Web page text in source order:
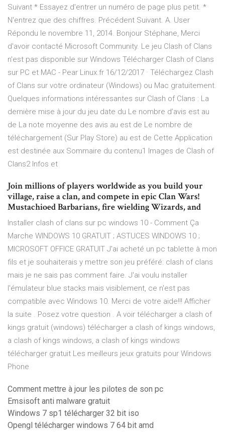
Suivant * Essayez d'entrer un numéro de page plus petit. *
N'entrez que des chiffres. Précédent Suivant. A. User
Répondu le novembre 11, 2014. Bonjour Stéphane, Merci
d'avoir contacté Microsoft Community. Le jeu Clash of Clans
n'est pas disponible sur Windows Télécharger Clash of Clans
sur PC et MAC - Pear Linux.fr 16/12/2017 · Téléchargez Clash
of Clans sur votre ordinateur (Windows) ou Mac gratuitement.
Quelques informations intéressantes sur Clash of Clans : La
dernière mise à jour du jeu date du Le nombre d’avis est au
de La note moyenne des avis au est de Le nombre de
téléchargement (Sur Play Store) au est de Cette Application
est destinée aux Sommaire du contenu1 Images de Clash of
Clans2 Infos et
Join millions of players worldwide as you build your
village, raise a clan, and compete in epic Clan Wars!
Mustachioed Barbarians, fire wielding Wizards, and
Installer clash of clans sur pc windows 10 - Comment Ça
Marche WINDOWS 10 GRATUIT ; ASTUCES WINDOWS 10 ;
MICROSOFT OFFICE GRATUIT J'ai acheté un pc tablette à mon
fils et je souhaiterais y mettre son jeu préféré: clash of clans
mais je ne sais pas comment faire. J'ai voulu installer
l'émulateur blue stacks mais visiblement, ce n'est pas
compatible avec Windows 10. Merci de votre aide!!! Afficher
la suite . Posez votre question . A voir télécharger a clash of
kings gratuit (windows) télécharger a clash of kings windows,
a clash of kings windows, a clash of kings windows
télécharger gratuit Les meilleurs jeux gratuits pour Windows
Phone
Comment mettre à jour les pilotes de son pc
Emsisoft anti malware gratuit
Windows 7 sp1 télécharger 32 bit iso
Opengl télécharger windows 7 64 bit amd